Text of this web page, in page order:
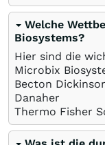
Welche
Biosystems?
Hier sind die
Microbix
Becton
Danaher
Thermo Fisher